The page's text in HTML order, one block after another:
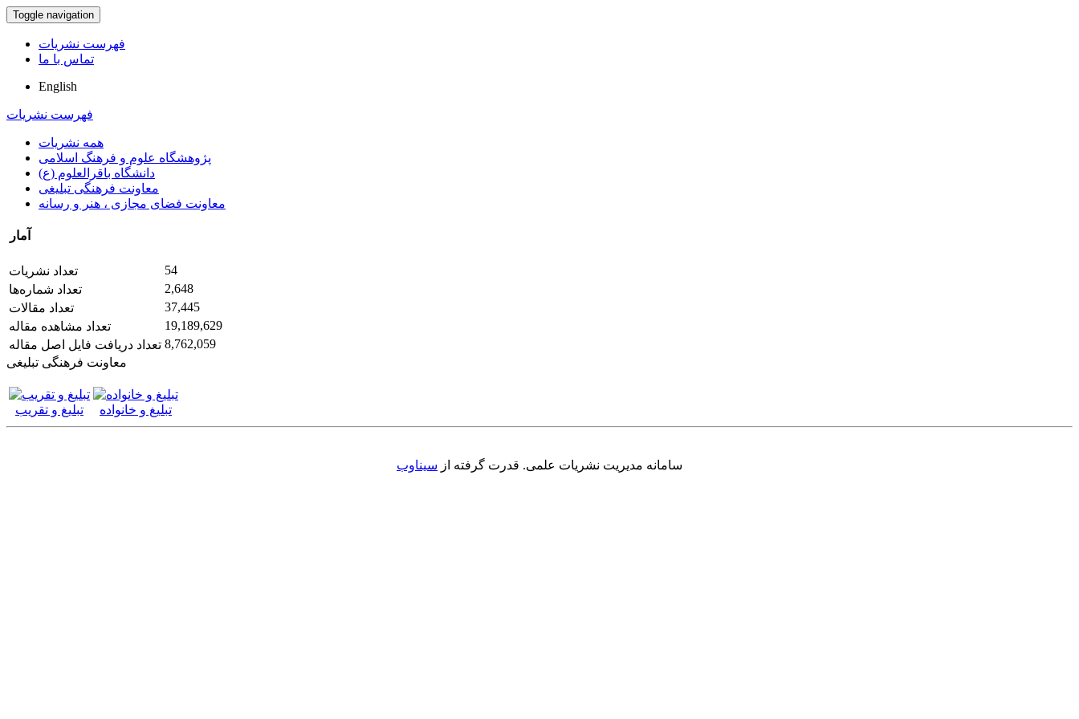
Toggle navigation
فهرست نشریات
تماس با ما
English
فهرست نشریات
همه نشریات
پژوهشگاه علوم و فرهنگ اسلامی
دانشگاه باقرالعلوم (ع)
معاونت فرهنگی تبلیغی
معاونت فضای مجازی ، هنر و رسانه
آمار
تعداد نشریات
54
تعداد شماره‌ها
2,648
تعداد مقالات
37,445
تعداد مشاهده مقاله
19,189,629
تعداد دریافت فایل اصل مقاله 8,762,059
معاونت فرهنگی تبلیغی
تبلیغ و تقریب تبلیغ و خانواده
سامانه مدیریت نشریات علمی. قدرت گرفته از سیناوب